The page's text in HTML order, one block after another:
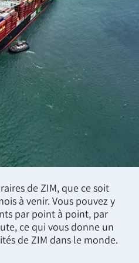
de ZIM, que ce soit
à venir. Vous pouvez y
par point à point, par
ce qui vous donne un
de ZIM dans le monde.